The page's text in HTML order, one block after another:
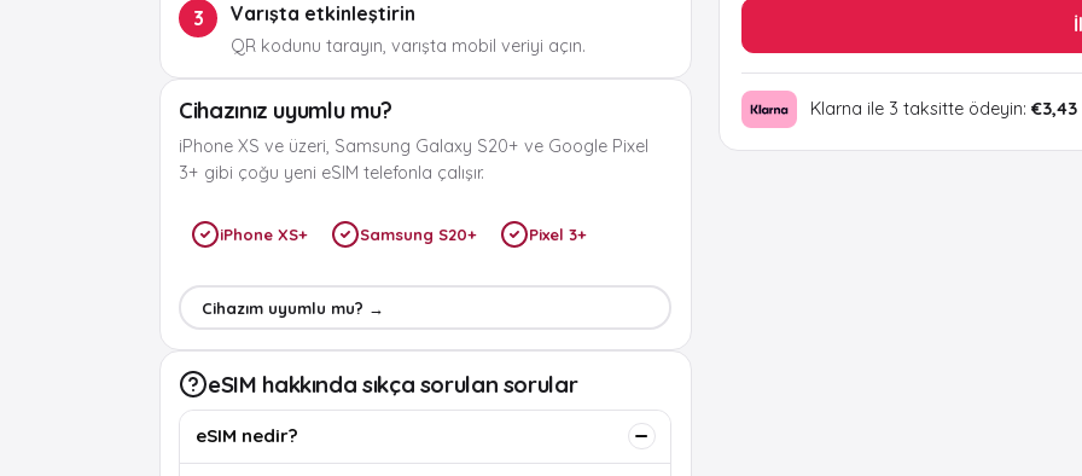
3 Varışta etkinleştirin
QR kodunu tarayın, varışta mobil veriyi açın.
Cihazınız uyumlu mu?
iPhone XS ve üzeri, Samsung Galaxy S20+ ve Google Pixel
3+ gibi çoğu yeni eSIM telefonla çalışır.
iPhone XS+ Samsung S20+ Pixel 3+
Cihazım uyumlu mu? →
eSIM hakkında sıkça sorulan sorular
eSIM nedir?
Klarna ile 3 taksitte ödeyin: €3,43